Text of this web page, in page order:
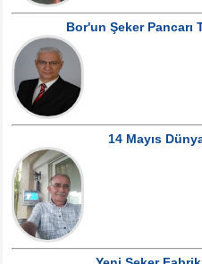
Bor'un Şeker Pancarı
14 Mayıs